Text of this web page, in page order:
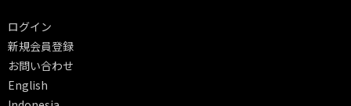
ログイン
新規会員登録
お問い合わせ
English